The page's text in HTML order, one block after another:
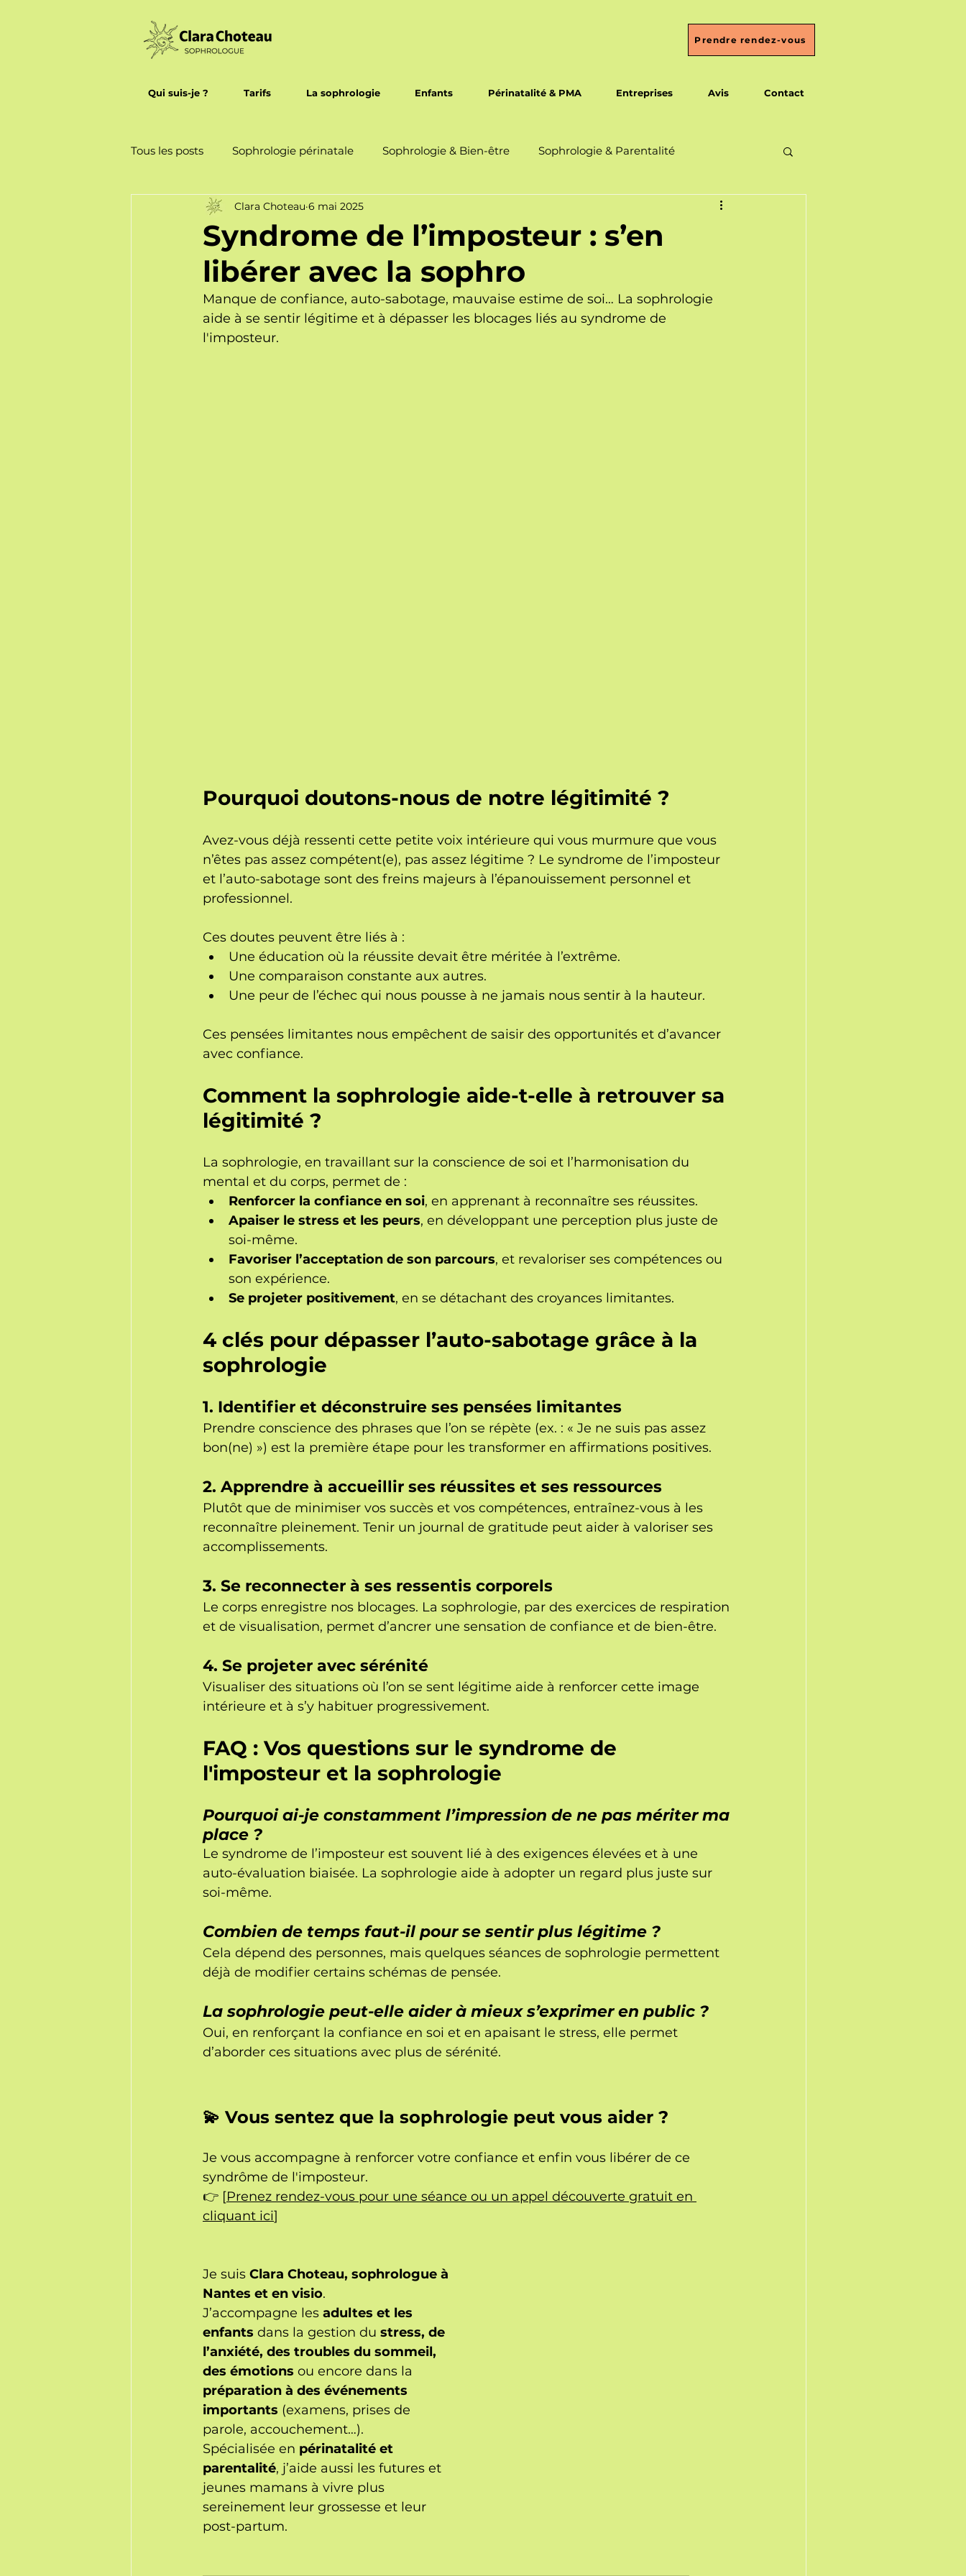
Prendre rendez-vous
Qui suis-je ? Tarifs La sophrologie Enfants Périnatalité & PMA Entreprises Avis Contact
Tous les posts Sophrologie périnatale Sophrologie & Bien-être Sophrologie & Parentalité
Sophrologie ludique enfants Sophrologie en entreprise
Syndrome de l’imposteur : s’en
libérer avec la sophro
Clara Choteau 6 mai 2025
Manque de confiance, auto-sabotage, mauvaise estime de soi… La sophrologie
aide à se sentir légitime et à dépasser les blocages liés au syndrome de
l'imposteur.
Pourquoi doutons-nous de notre légitimité ?
Avez-vous déjà ressenti cette petite voix intérieure qui vous murmure que vous
n’êtes pas assez compétent(e), pas assez légitime ? Le syndrome de l’imposteur
et l’auto-sabotage sont des freins majeurs à l’épanouissement personnel et
professionnel.
Ces doutes peuvent être liés à :
Une éducation où la réussite devait être méritée à l’extrême.
Une comparaison constante aux autres.
Une peur de l’échec qui nous pousse à ne jamais nous sentir à la hauteur.
Ces pensées limitantes nous empêchent de saisir des opportunités et d’avancer
avec confiance.
Comment la sophrologie aide-t-elle à retrouver sa
légitimité ?
La sophrologie, en travaillant sur la conscience de soi et l’harmonisation du
mental et du corps, permet de :
Renforcer la confiance en soi, en apprenant à reconnaître ses réussites.
Apaiser le stress et les peurs, en développant une perception plus juste de
soi-même.
Favoriser l’acceptation de son parcours, et revaloriser ses compétences ou
son expérience.
Se projeter positivement, en se détachant des croyances limitantes.
4 clés pour dépasser l’auto-sabotage grâce à la
sophrologie
1. Identifier et déconstruire ses pensées limitantes
Prendre conscience des phrases que l’on se répète (ex. : « Je ne suis pas assez
bon(ne) ») est la première étape pour les transformer en affirmations positives.
2. Apprendre à accueillir ses réussites et ses ressources
Plutôt que de minimiser vos succès et vos compétences, entraînez-vous à les
reconnaître pleinement. Tenir un journal de gratitude peut aider à valoriser ses
accomplissements.
3. Se reconnecter à ses ressentis corporels
Le corps enregistre nos blocages. La sophrologie, par des exercices de respiration
et de visualisation, permet d’ancrer une sensation de confiance et de bien-être.
4. Se projeter avec sérénité
Visualiser des situations où l’on se sent légitime aide à renforcer cette image
intérieure et à s’y habituer progressivement.
FAQ : Vos questions sur le syndrome de
l'imposteur et la sophrologie
Pourquoi ai-je constamment l’impression de ne pas mériter ma
place ?
Le syndrome de l’imposteur est souvent lié à des exigences élevées et à une
auto-évaluation biaisée. La sophrologie aide à adopter un regard plus juste sur
soi-même.
Combien de temps faut-il pour se sentir plus légitime ?
Cela dépend des personnes, mais quelques séances de sophrologie permettent
déjà de modifier certains schémas de pensée.
La sophrologie peut-elle aider à mieux s’exprimer en public ?
Oui, en renforçant la confiance en soi et en apaisant le stress, elle permet
d’aborder ces situations avec plus de sérénité.
💫 Vous sentez que la sophrologie peut vous aider ?
Je vous accompagne à renforcer votre confiance et enfin vous libérer de ce
syndrôme de l'imposteur.
👉 [Prenez rendez-vous pour une séance ou un appel découverte gratuit en
cliquant ici]
Je suis Clara Choteau, sophrologue à
Nantes et en visio.
J’accompagne les adultes et les
enfants dans la gestion du stress, de
l’anxiété, des troubles du sommeil,
des émotions ou encore dans la
préparation à des événements
importants (examens, prises de
parole, accouchement…).
Spécialisée en périnatalité et
parentalité, j’aide aussi les futures et
jeunes mamans à vivre plus
sereinement leur grossesse et leur
post-partum.